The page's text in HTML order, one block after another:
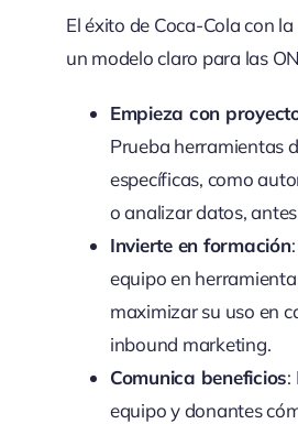
El éxito de Coca-Cola con
un modelo claro para las
Empieza con
Prueba herramientas
específicas, como
o analizar datos,
Invierte en formación
equipo en
maximizar su uso en
inbound marketing.
Comunica beneficios:
equipo y donantes